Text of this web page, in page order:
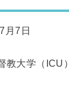
月7日
教大学（ICU）